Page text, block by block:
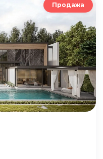
Продажа